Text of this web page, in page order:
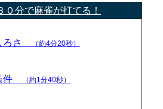
０分で麻雀が打てる！
ろさ （約4分20秒）
件 （約1分40秒）